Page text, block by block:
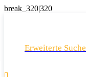
Erweiterte Suche